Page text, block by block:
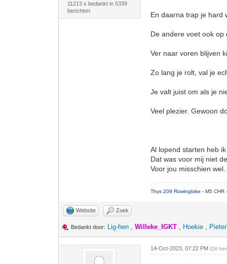
11213 x bedankt in 5339
berichten
En daarna trap je hard
De andere voet ook
Ver naar voren blijven
Zo lang je rolt, val je
Je valt juist om als je
Veel plezier. Gewoon
Al lopend starten heb
Dat was voor mij niet
Voor jou misschien wel.
Thys 209 Rowingbike- M5 CHR
Website Zoek
Bedankt door: Lig-hen ,Willeke_IGKT , Hoekie ,
14-Oct-2023, 07:22 PM(Dit